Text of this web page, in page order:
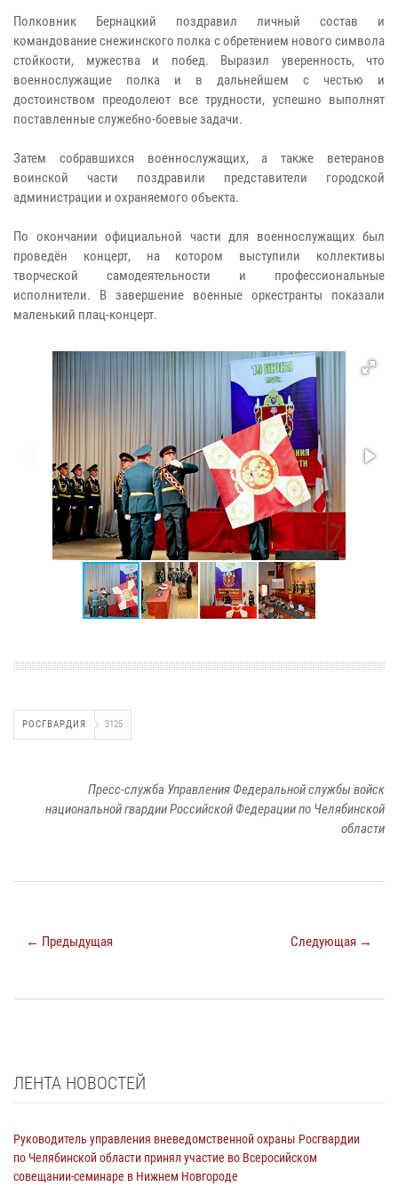
Полковник Бернацкий поздравил личный состав и
командование снежинского полка с обретением нового символа
стойкости, мужества и побед. Выразил уверенность, что
военнослужащие полка и в дальнейшем с честью и
достоинством преодолеют все трудности, успешно выполнят
поставленные служебно-боевые задачи.
Затем собравшихся военнослужащих, а также ветеранов
воинской части поздравили представители городской
администрации и охраняемого объекта.
По окончании официальной части для военнослужащих был
проведён концерт, на котором выступили коллективы
творческой самодеятельности и профессиональные
исполнители. В завершение военные оркестранты показали
маленький плац-концерт.
РОСГВАРДИЯ 3125
Пресс-служба Управления Федеральной службы войск
национальной гвардии Российской Федерации по Челябинской
области
← Предыдущая Следующая →
ЛЕНТА НОВОСТЕЙ
Руководитель управления вневедомственной охраны Росгвардии
по Челябинской области принял участие во Всеросийском
совещании-семинаре в Нижнем Новгороде